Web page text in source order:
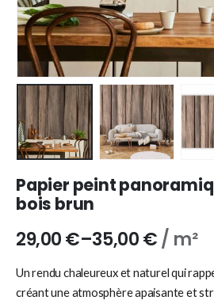
Papier peint
bois brun
29,00€–35,00€/ m²
Un rendu chaleureux et naturel qui
créant une atmosphère apaisante et